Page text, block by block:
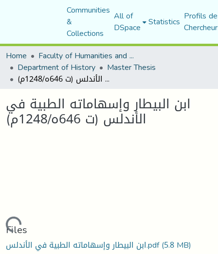
Communities
&
Collections
All of
DSpace Statistics Profils
Home
Faculty of Humanities and Social Sciences
Department of History Master Thesis
ابن البيطار وإسهاماته الطبية في الأندلس (ت 646ه/1248م)
ابن البيطار وإسهاماته الطبية في
الأندلس (ت 646ه/1248م)
Loading...
Files
ابن البيطار وإسهاماته الطبية في الأندلس.pdf(5.8 MB)